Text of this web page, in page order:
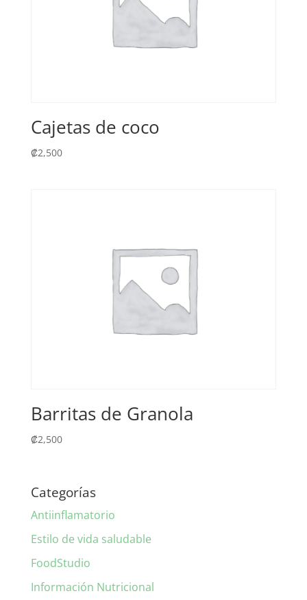
Cajetas de coco
₡2,500
Barritas de Granola
₡2,500
Categorías
Antiinflamatorio
Estilo de vida saludable
FoodStudio
Información Nutricional